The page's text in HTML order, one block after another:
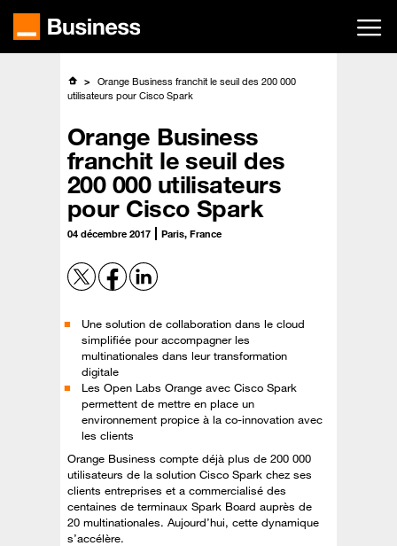
contenu
Orange Business franchit le seuil des 200 000
utilisateurs pour Cisco Spark
Orange Business
franchit le seuil des
200 000 utilisateurs
pour Cisco Spark
04 décembre 2017 Paris, France
Une solution de collaboration dans le cloud
simplifiée pour accompagner les
multinationales dans leur transformation
digitale
Les Open Labs Orange avec Cisco Spark
permettent de mettre en place un
environnement propice à la co-innovation avec
les clients
Orange Business compte déjà plus de 200 000
utilisateurs de la solution Cisco Spark chez ses
clients entreprises et a commercialisé des
centaines de terminaux Spark Board auprès de
20 multinationales. Aujourd’hui, cette dynamique
s’accélère.